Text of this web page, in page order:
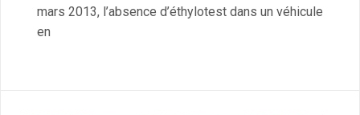
mars 2013, l’absence d’éthylotest dans un véhicule
en